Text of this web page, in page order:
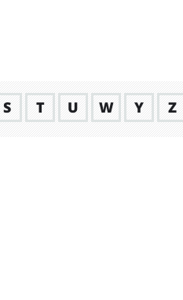
S T U W Y Z